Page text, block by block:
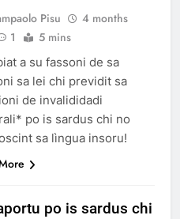
Pisu
4 months
1 5 mins
a su fassoni de sa
sa lei chi previdit sa
de invalididadi
po is sardus chi no
sa lìngua insoru!
po is sardus chi